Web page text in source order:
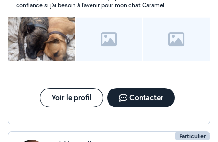
confiance si j’ai besoin à l’avenir pour mon chat Caramel.
Voir le profil Contacter
Particulier